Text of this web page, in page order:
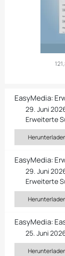
EasyMedia:
29. Juni
Erweiterte
EasyMedia:
29. Juni
Erweiterte
EasyMedia:
25. Juni